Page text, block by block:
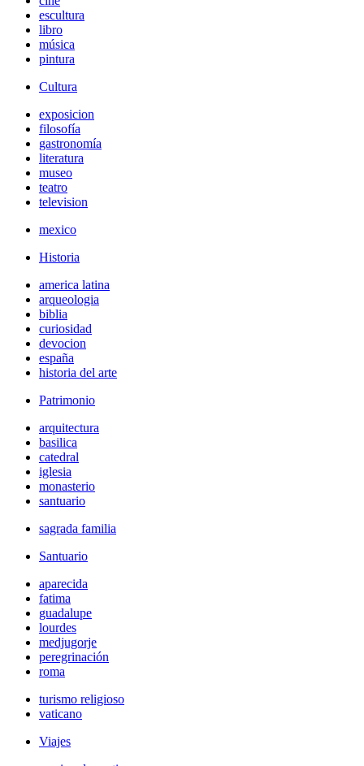
escultura
libro
música
pintura
Cultura
exposicion
filosofía
gastronomía
literatura
museo
teatro
television
mexico
Historia
america latina
arqueologia
biblia
curiosidad
devocion
españa
historia del arte
Patrimonio
arquitectura
basilica
catedral
iglesia
monasterio
santuario
sagrada familia
Santuario
aparecida
fatima
guadalupe
lourdes
medjugorje
peregrinación
roma
turismo religioso
vaticano
Viajes